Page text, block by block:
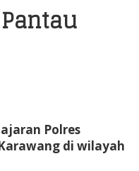
Polres
di wilayah